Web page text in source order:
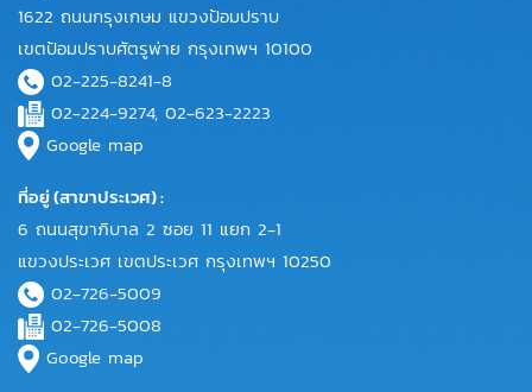
1622 ถนนกรุงเกษม แขวงป้อมปราบ
เขตป้อมปราบศัตรูพ่าย กรุงเทพฯ 10100
02-225-8241-8
02-224-9274, 02-623-2223
Google map
ที่อยู่ (สาขาประเวศ) :
6 ถนนสุขาภิบาล 2 ซอย 11 แยก 2-1
แขวงประเวศ เขตประเวศ กรุงเทพฯ 10250
02-726-5009
02-726-5008
Google map